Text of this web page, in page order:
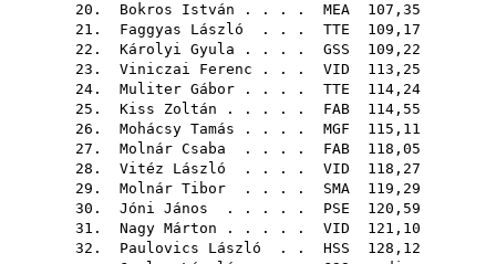
20. Bokros István . . . . MEA 107,35
21. Faggyas László . . . TTE 109,17
22. Károlyi Gyula . . . . GSS 109,22
23. Viniczai Ferenc . . . VID 113,25
24. Muliter Gábor . . . . TTE 114,24
25. Kiss Zoltán . . . . . FAB 114,55
26. Mohácsy Tamás . . . . MGF 115,11
27. Molnár Csaba . . . . FAB 118,05
28. Vitéz László . . . . VID 118,27
29. Molnár Tibor . . . . SMA 119,29
30. Jóni János . . . . . PSE 120,59
31. Nagy Márton . . . . . VID 121,10
32. Paulovics László . . HSS 128,12